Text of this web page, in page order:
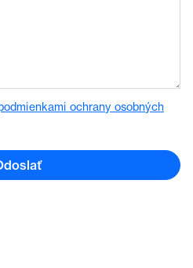
ochrany osobných